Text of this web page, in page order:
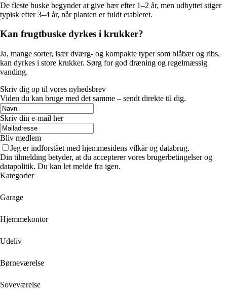
De fleste buske begynder at give bær efter 1–2 år, men udbyttet stiger
typisk efter 3–4 år, når planten er fuldt etableret.
Kan frugtbuske dyrkes i krukker?
Ja, mange sorter, især dværg- og kompakte typer som blåbær og ribs,
kan dyrkes i store krukker. Sørg for god dræning og regelmæssig
vanding.
Skriv dig op til vores nyhedsbrev
Viden du kan bruge med det samme – sendt direkte til dig.
Skriv din e-mail her
Bliv medlem
Jeg er indforstået med hjemmesidens vilkår og databrug.
Din tilmelding betyder, at du accepterer vores brugerbetingelser og
datapolitik. Du kan let melde fra igen.
Kategorier
Garage
Hjemmekontor
Udeliv
Børneværelse
Soveværelse